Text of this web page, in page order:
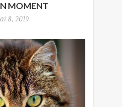
MOMENT
8, 2019